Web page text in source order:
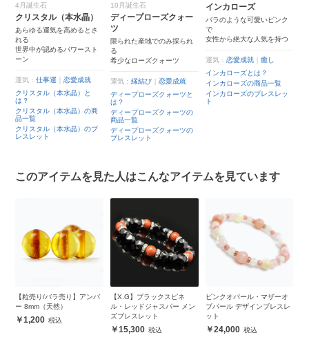
4月誕生石
クリスタル（本水晶）
あらゆる運気を高めるとさ
れる
世界中が認めるパワースト
ーン
運気：仕事運 ｜恋愛成就
クリスタル（本水晶）と
は？
クリスタル（本水晶）の商
品一覧
クリスタル（本水晶）のブ
レスレット
10月誕生石
ディープローズクォー
ツ
限られた産地でのみ採られ
る
希少なローズクォーツ
運気： 縁結び
恋愛成就
ディープローズクォーツと
は？
ディープローズクォーツの
商品一覧
ディープローズクォーツの
ブレスレット
インカローズ
バラのような可愛いピンク
で
女性から絶大な人気を持つ
運気： 恋愛成就｜ 癒し
インカローズとは？
インカローズの商品一覧
インカローズのブレスレッ
ト
このアイテムを見た人はこんなアイテムを見ています
【粒売り/バラ売り】アンバ
ー 8mm（天然）
1,200
【X.G】ブラックスピネ
ル・レッドジャスパー メン
ズブレスレット
15,300
ピンクオパール・マザーオ
ブパール デザインブレスレ
ット
24,000